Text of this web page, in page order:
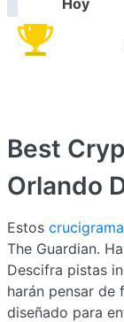
Best
Orlando
Estos
The Guardian.
Descifra pistas
harán pensar de
diseñado para